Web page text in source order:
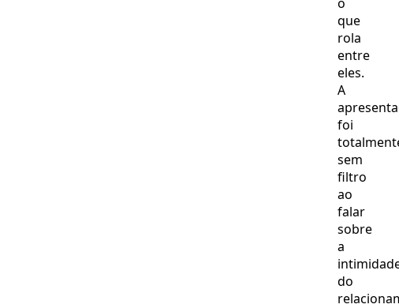
que
rola
entre
eles.
A
foi
sem
filtro
ao
falar
sobre
a
do